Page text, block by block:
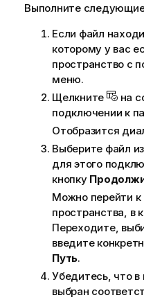
Выполните
Если файл
которому у вас
пространство с
меню.
Щелкните
на
подключении к
Отобразится
Выберите файл
для этого
кнопку
Можно перейти к
пространства, в
Переходите,
введите
Путь.
Убедитесь, что в
выбран